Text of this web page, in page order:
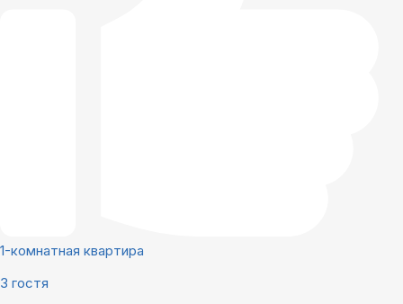
1-комнатная квартира
3 гостя